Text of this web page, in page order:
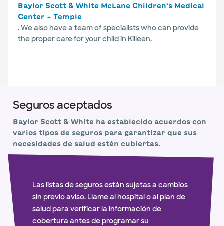
Baylor Scott & White McLane Children's Medical
Center – Temple
. We also have a team of specialists who can provide
the proper care for your child in Killeen.
Seguros aceptados
Baylor Scott & White ha establecido acuerdos con
varios tipos de seguros para garantizar que sus
necesidades de salud estén cubiertas.
Las listas de seguros están sujetas a cambios
sin previo aviso. Llame al hospital o al plan de
salud para verificar la información de
cobertura antes de programar su